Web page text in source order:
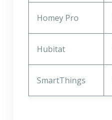
Homey Pro
Hubitat
SmartThings